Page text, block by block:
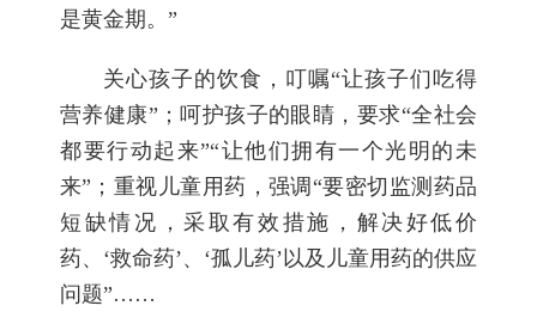
是黄金期。”
关心孩子的饮食，叮嘱“让孩子们吃得
营养健康”；呵护孩子的眼睛，要求“全社会
都要行动起来”“让他们拥有一个光明的未
来”；重视儿童用药，强调“要密切监测药品
短缺情况，采取有效措施，解决好低价
药、‘救命药’、‘孤儿药’以及儿童用药的供应
问题”……